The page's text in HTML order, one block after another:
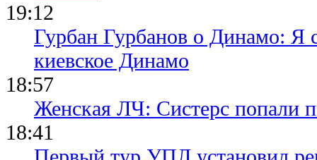
19:12
Гурбан Гурбанов о Динамо: Я
киевское Динамо
18:57
Женская ЛЧ: Систерс попали
18:41